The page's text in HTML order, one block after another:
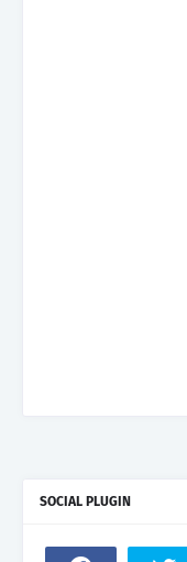
SOCIAL PLUGIN